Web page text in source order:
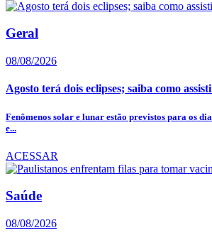
Geral
08/08/2026
Agosto terá dois eclipses; saiba como
Fenômenos solar e lunar estão previstos para os
e...
ACESSAR
Saúde
08/08/2026